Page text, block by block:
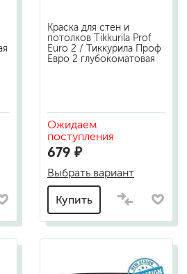
Краска для стен и
потолков Tikkurila Prof
Euro 2 / Тиккурила Проф
Евро 2 глубокоматовая
Ожидаем
поступления
679 ₽
Выбрать вариант
Купить